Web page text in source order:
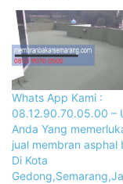
Whats App Kami :
08.12.90.70.05.00 –
Anda Yang
jual membran asphal
Di Kota